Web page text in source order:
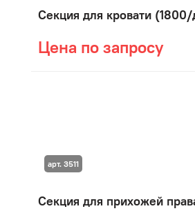
Секция для кровати (1800/
Цена по запросу
Секция для прихожей
арт. 3511